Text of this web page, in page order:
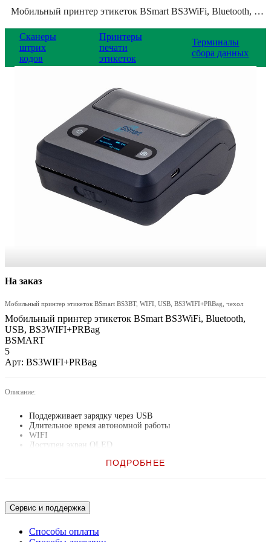
Мобильный принтер этикеток BSmart BS3WiFi, Bluetooth, USB, BS3WIFI+PRBag
Сканеры
штрих
кодов
Принтеры
печати
этикеток
Терминалы
сбора данных
На заказ
Мобильный принтер этикеток BSmart BS3BT, WIFI, USB, BS3WIFI+PRBag, чехол
Мобильный принтер этикеток BSmart BS3WiFi, Bluetooth,
USB, BS3WIFI+PRBag
BSMART
5
Арт: BS3WIFI+PRBag
Описание:
Поддерживает зарядку через USB
Длительное время автономной работы
WIFI
Доступен экран OLED
ПОДРОБНЕЕ
Сервис и поддержка
Способы оплаты